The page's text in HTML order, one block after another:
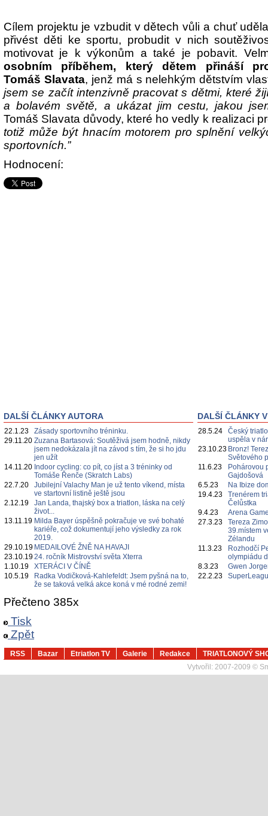
Cílem projektu je vzbudit v dětech vůli a chuť
přivést děti ke sportu, probudit v nich
motivovat je k výkonům a také je pobavit.
osobním příběhem, který dětem přináší
Tomáš Slavata, jenž má s nelehkým dětstvím
jsem se začít intenzivně pracovat s dětmi, které
a bolavém světě, a ukázat jim cestu, jakou
Tomáš Slavata důvody, které ho vedly k realizaci
totiž může být hnacím motorem pro splnění
sportovních.”
Hodnocení:
DALŠÍ ČLÁNKY AUTORA
22.1.23
Zásady sportovního tréninku.
29.11.20 Zuzana Bartasová: Soutěživá jsem hodně, nikdy
jsem nedokázala jít na závod s tím, že si ho jdu
jen užít
14.11.20 Indoor cycling: co pít, co jíst a 3 tréninky od
Tomáše Řenče (Skratch Labs)
22.7.20
Jubilejní Valachy Man je už tento víkend, místa
ve startovní listině ještě jsou
2.12.19
Jan Landa, thajský box a triatlon, láska na celý
život...
13.11.19 Milda Bayer úspěšně pokračuje ve své bohaté
kariéře, což dokumentují jeho výsledky za rok
2019.
29.10.19 MEDAILOVÉ ŽNĚ NA HAVAJI
23.10.1924. ročník Mistrovství světa Xterra
1.10.19
XTERÁCI V ČÍNĚ
10.5.19
Radka Vodičková-Kahlefeldt: Jsem pyšná na to,
že se taková velká akce koná v mé rodné zemi!
DALŠÍ ČLÁNKY
28.5.24
Český
uspěla v
23.10.23 Bronz!
Světového
11.6.23
Pohárovou
Gajdošová
6.5.23
Na Ibize
19.4.23
Trenérem
Čelůstka
9.4.23
Arena
27.3.23
Tereza
39.místem
Zélandu
11.3.23
Rozhodčí
olympiádu
8.3.23
Gwen
22.2.23
Přečteno 385x
Tisk
Zpět
RSS Bazar Etriatlon TV Galerie Redakce
TRIATLONOVÝ
Vytvořil: 2007-2009 ©